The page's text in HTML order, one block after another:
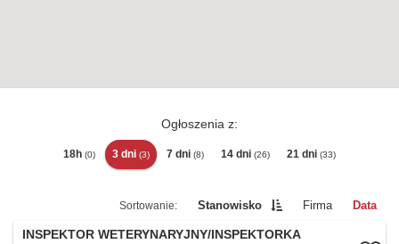
Ogłoszenia z:
18h (0) 3 dni (3) 7 dni (8) 14 dni (26) 21 dni (33)
Stanowisko Firma Data
INSPEKTOR WETERYNARYJNY/INSPEKTORKA